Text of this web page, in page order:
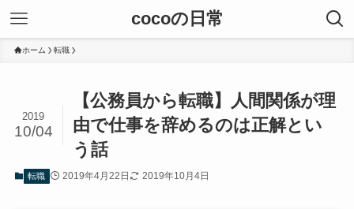
cocoの日常
ホーム 転職
【公務員から転職】人間関係が理
由で仕事を辞めるのは正解とい
う話
2019
10/04
転職 2019年4月22日 2019年10月4日